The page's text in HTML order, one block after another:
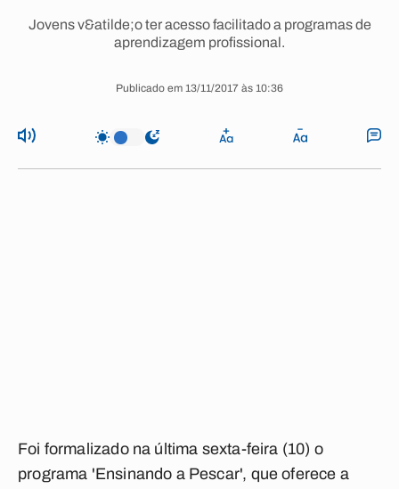
Jovens v&atilde;o ter acesso facilitado a programas de
aprendizagem profissional.
Publicado em 13/11/2017 às 10:36
Foi formalizado na última sexta-feira (10) o
programa 'Ensinando a Pescar', que oferece a